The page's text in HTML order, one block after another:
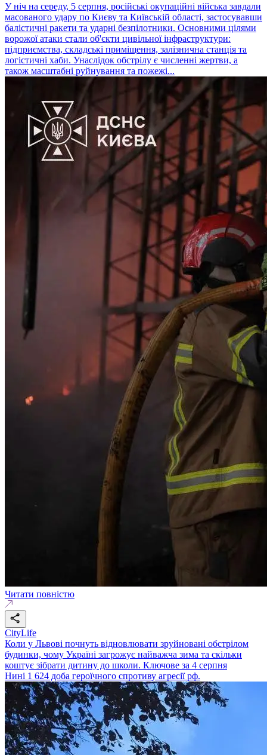
У ніч на середу, 5 серпня, російські окупаційні війська завдали
масованого удару по Києву та Київській області, застосувавши
балістичні ракети та ударні безпілотники. Основними цілями
ворожої атаки стали об'єкти цивільної інфраструктури:
підприємства, складські приміщення, залізнична станція та
логістичні хаби. Унаслідок обстрілу є численні жертви, а
також масштабні руйнування та пожежі...
Читати повністю
CityLife
Коли у Львові почнуть відновлювати зруйновані обстрілом
будинки, чому Україні загрожує найважча зима та скільки
коштує зібрати дитину до школи. Ключове за 4 серпня
Нині 1 624 доба героїчного спротиву агресії рф.